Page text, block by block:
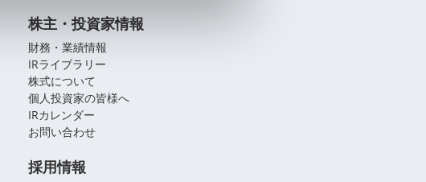
株主・投資家情報
財務・業績情報
IRライブラリー
株式について
個人投資家の皆様へ
IRカレンダー
お問い合わせ
採用情報